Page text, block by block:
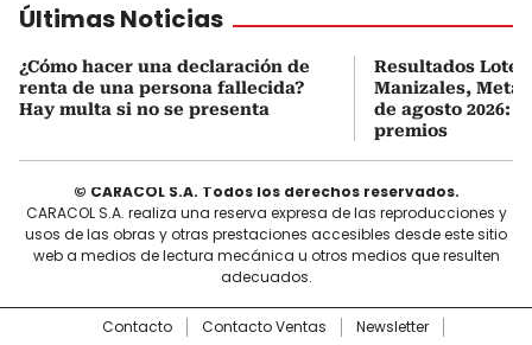
Últimas Noticias
¿Cómo hacer una declaración de
renta de una persona fallecida?
Hay multa si no se presenta
Resultados
Manizales, Meta
de agosto 2026:
premios
© CARACOL S.A. Todos los derechos reservados.
CARACOL S.A. realiza una reserva expresa de las reproducciones y
usos de las obras y otras prestaciones accesibles desde este sitio
web a medios de lectura mecánica u otros medios que resulten
adecuados.
Contacto Contacto Ventas
Newsletter